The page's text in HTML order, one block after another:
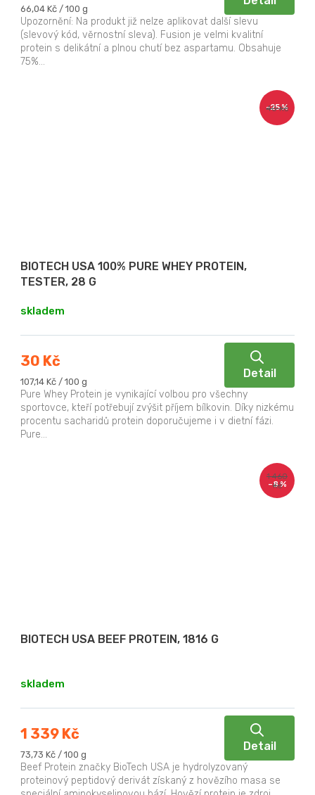
Měrná
cena:
66,04 Kč / 100 g
Upozornění: Na produkt již nelze aplikovat další slevu
(slevový kód, věrnostní sleva). Fusion je velmi kvalitní
protein s delikátní a plnou chutí bez aspartamu. Obsahuje
75%...
40 Kč
–25 %
BIOTECH USA 100% PURE WHEY PROTEIN,
TESTER, 28 G
skladem
30 Kč
Měrná
cena:
107,14 Kč / 100 g
Detail
Pure Whey Protein je vynikající volbou pro všechny
sportovce, kteří potřebují zvýšit příjem bílkovin. Díky nizkému
procentu sacharidů protein doporučujeme i v dietní fázi.
Pure...
1 460
Kč
–8 %
BIOTECH USA BEEF PROTEIN, 1816 G
skladem
1 339 Kč
Měrná
cena:
73,73 Kč / 100 g
Detail
Beef Protein značky BioTech USA je hydrolyzovaný
proteinový peptidový derivát získaný z hovězího masa se